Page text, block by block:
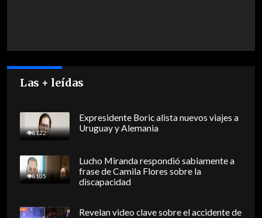
Las + leídas
8122
Expresidente Boric alista nuevos viajes a
Uruguay y Alemania
8105
Lucho Miranda respondió sabiamente a
frase de Camila Flores sobre la
discapacidad
Revelan video clave sobre el accidente de